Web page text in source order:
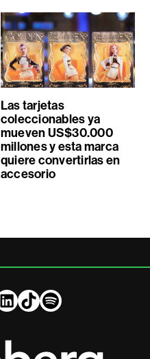
Las tarjetas
coleccionables ya
mueven US$30.000
millones y esta marca
quiere convertirlas en
accesorio